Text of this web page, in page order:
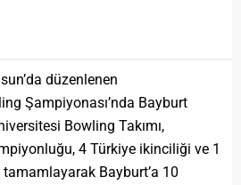
düzenlenen
Şampiyonası’nda Bayburt
Bowling Takımı,
4 Türkiye ikinciliği ve 1
Bayburt’a 10